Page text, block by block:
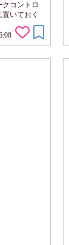
コントロ
いておく
トメントは
腐のような
が癒されま